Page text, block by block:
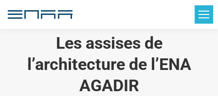
Les assises de
l’architecture de l’ENA
AGADIR